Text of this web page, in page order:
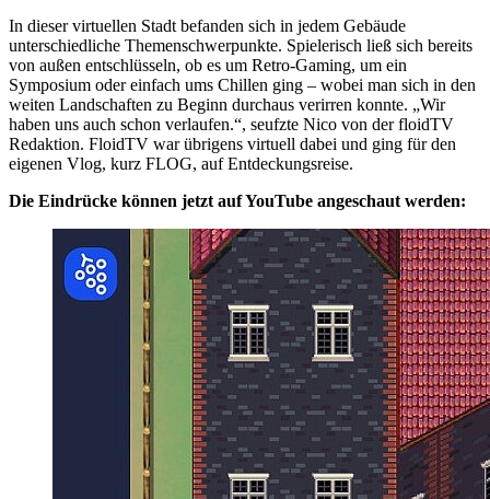
In dieser virtuellen Stadt befanden sich in jedem Gebäude
unterschiedliche Themenschwerpunkte. Spielerisch ließ sich bereits
von außen entschlüsseln, ob es um Retro-Gaming, um ein
Symposium oder einfach ums Chillen ging – wobei man sich in den
weiten Landschaften zu Beginn durchaus verirren konnte. „Wir
haben uns auch schon verlaufen.“, seufzte Nico von der floidTV
Redaktion. FloidTV war übrigens virtuell dabei und ging für den
eigenen Vlog, kurz FLOG, auf Entdeckungsreise.
Die Eindrücke können jetzt auf YouTube angeschaut werden: